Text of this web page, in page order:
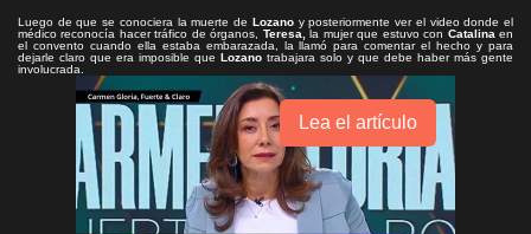
Luego de que se conociera la muerte de Lozano y posteriormente ver el video donde el
médico reconocía hacer tráfico de órganos, Teresa,la mujer que estuvo con Catalinaen
el convento cuando ella estaba embarazada, la llamó para comentar el hecho y para
dejarle claro que era imposible que Lozano trabajara solo y que debe haber más gente
involucrada.
Lea el artículo